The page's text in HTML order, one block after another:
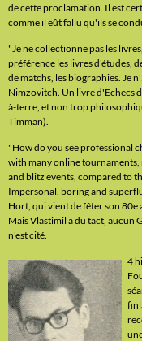
de cette proclamation. Il est
comme il eût fallu qu'ils se
"Je ne collectionne pas les
préférence les livres d'études,
de matchs, les biographies. Je
Nimzovitch. Un livre d'Echecs
à-terre, et non trop
Timman).
"How do you see professional
with many online tournaments,
and blitz events, compared to
Impersonal, boring and
Hort, qui vient de fêter son 80e
Mais Vlastimil a du tact, aucun
n'est cité.
4